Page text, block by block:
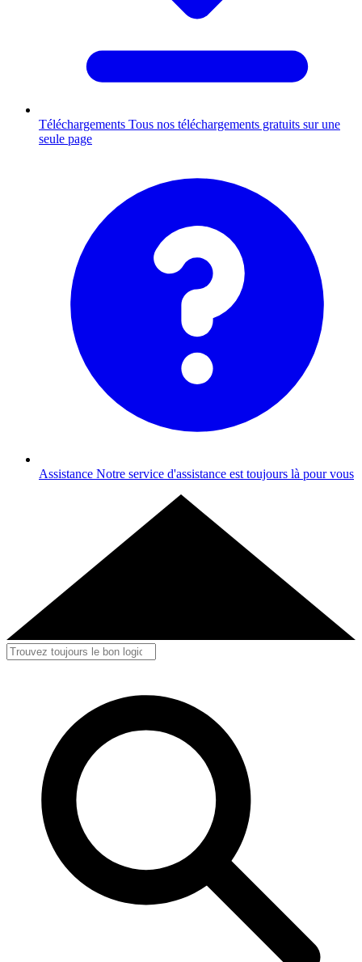
Téléchargements Tous nos téléchargements gratuits sur une
seule page
Assistance Notre service d'assistance est toujours là pour vous